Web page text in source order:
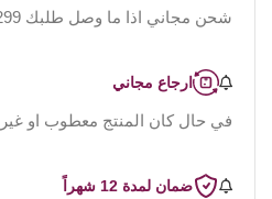
شحن مجاني اذا ما وصل طلبك 299 ريال و اكثر
ارجاع مجاني
في حال كان المنتج معطوب او
ضمان لمدة 12 شهراً